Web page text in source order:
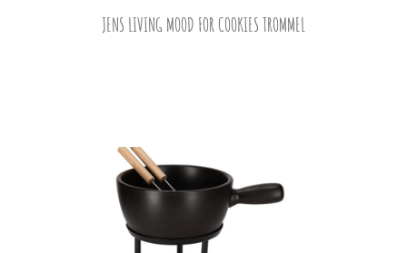
JENS LIVING MOOD FOR COOKIES TROMMEL